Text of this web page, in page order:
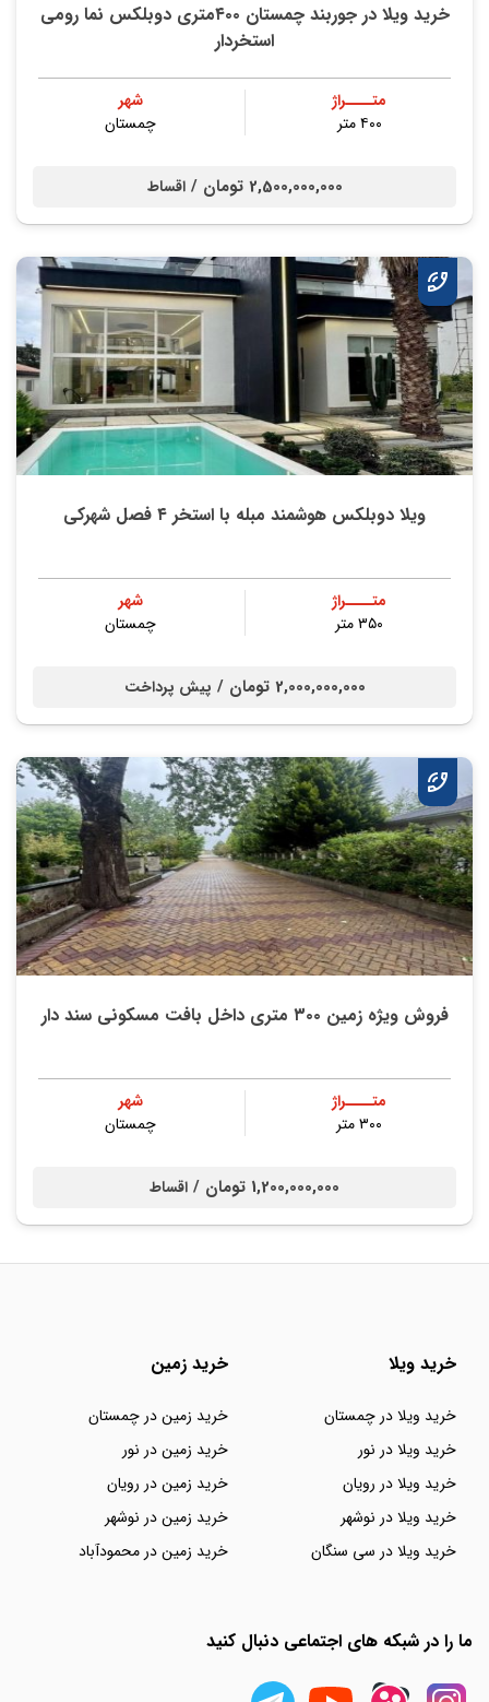
خرید ویلا در جوربند چمستان ۴۰۰متری دوبلکس نما رومی
استخردار
متــــراژ
۴۰۰ متر
شهر
چمستان
2,500,000,000 تومان / اقساط
ویلا دوبلکس هوشمند مبله با استخر ۴ فصل شهرکی
متــــراژ
۳۵۰ متر
شهر
چمستان
2,000,000,000 تومان / پیش پرداخت
فروش ویژه زمین ۳۰۰ متری داخل بافت مسکونی سند دار
متــــراژ
۳۰۰ متر
شهر
چمستان
1,200,000,000 تومان / اقساط
خرید ویلا
خرید ویلا در چمستان
خرید ویلا در نور
خرید ویلا در رویان
خرید ویلا در نوشهر
خرید ویلا در سی سنگان
خرید زمین
خرید زمین در چمستان
خرید زمین در نور
خرید زمین در رویان
خرید زمین در نوشهر
خرید زمین در محمودآباد
ما را در شبکه های اجتماعی دنبال کنید